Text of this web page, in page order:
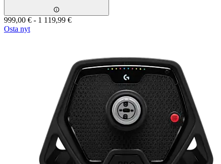
999,00 € - 1 119,99 €
Osta nyt